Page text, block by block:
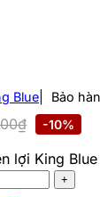
Blue Bảo
-10%
lợi King Blue